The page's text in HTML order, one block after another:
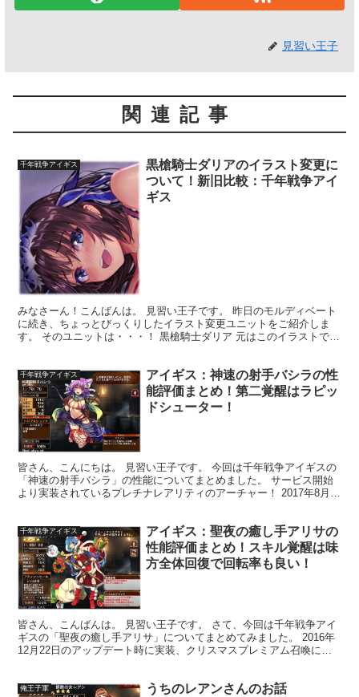
見習い王子
関連記事
千年戦争アイギス
黒槍騎士ダリアのイラスト変更に
ついて！新旧比較：千年戦争アイ
ギス
みなさーん！こんばんは。 見習い王子です。 昨日のモルディベート
に続き、ちょっとびっくりしたイラスト変更ユニットをご紹介しま
す。 そのユニットは・・・！ 黒槍騎士ダリア 元はこのイラストでし
千年戦争アイギス
アイギス：神速の射手バシラの性
能評価まとめ！第二覚醒はラピッ
ドシューター！
皆さん、こんにちは。 見習い王子です。 今回は千年戦争アイギスの
「神速の射手バシラ」の性能についてまとめました。 サービス開始
より実装されているプレチナレアリティのアーチャー！ 2017年8月
千年戦争アイギス
アイギス：聖夜の癒し手アリサの
性能評価まとめ！スキル覚醒は味
方全体回復で回転率も良い！
皆さん、こんばんは。 見習い王子です。 さて、今回は千年戦争アイ
ギスの「聖夜の癒し手アリサ」についてまとめてみました。 2016年
12月22日のアップデート時に実装、クリスマスプレミアム召喚に登
俺王子軍 うちのレアンさんのお話